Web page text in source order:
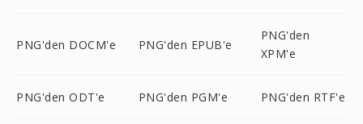
PNG'den DOCM'e PNG'den EPUB'e
PNG'den
XPM'e
PNG'den ODT'e PNG'den PGM'e PNG'den RTF'e